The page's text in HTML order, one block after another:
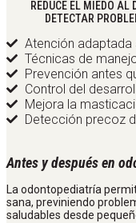
REDUCE EL MIEDO
DETECTAR
Atención adaptada
Técnicas de
Prevención antes
Control del
Mejora la
Detección precoz
Antes y después en
La odontopediatría
sana, previniendo
saludables desde